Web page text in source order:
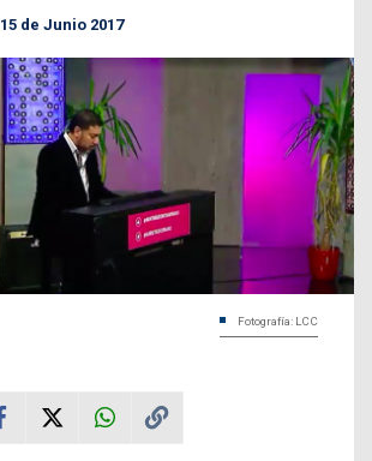
15 de Junio 2017
Fotografía: LCC